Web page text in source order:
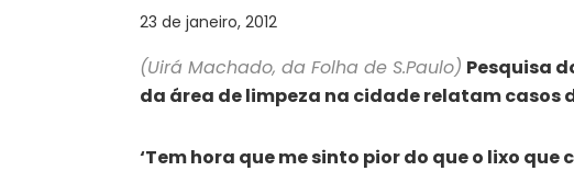
23 de janeiro, 2012
(Uirá Machado, da Folha de S.Paulo) Pesquisa
da área de limpeza na cidade relatam casos
‘Tem hora que me sinto pior do que o lixo